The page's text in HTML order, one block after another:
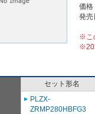
価格
発売
※こ
セット形名
PLZX-
ZRMP280HBFG3